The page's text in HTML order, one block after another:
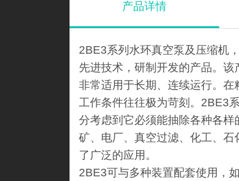
产品详情
2BE3系列水环真空泵及压缩机
先进技术，研制开发的产品。该
非常适用于长期、连续运行。在
工作条件往往极为苛刻。2BE3
分考虑到它必须能抽除各种各样
矿、电厂、真空过滤、化工、石
了广泛的应用。
2BE3可与多种装置配套使用，